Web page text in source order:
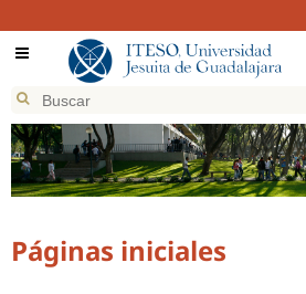
Páginas iniciales